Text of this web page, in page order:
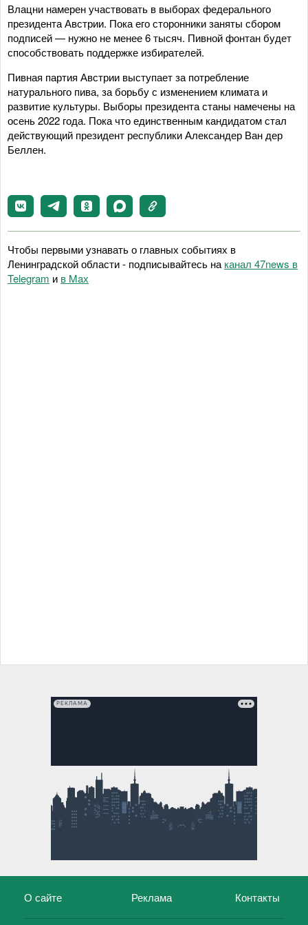
Влацни намерен участвовать в выборах федерального
президента Австрии. Пока его сторонники заняты сбором
подписей — нужно не менее 6 тысяч. Пивной фонтан будет
способствовать поддержке избирателей.
Пивная партия Австрии выступает за потребление
натурального пива, за борьбу с изменением климата и
развитие культуры. Выборы президента станы намечены на
осень 2022 года. Пока что единственным кандидатом стал
действующий президент республики Александер Ван дер
Беллен.
Чтобы первыми узнавать о главных событиях в
Ленинградской области - подписывайтесь на канал 47news в
Telegram и в Maх
РЕКЛАМА
О сайте Реклама Контакты